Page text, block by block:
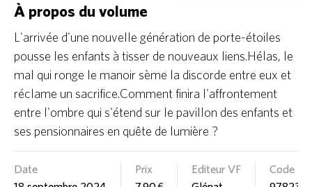
À propos du volume
L'arrivée d'une nouvelle génération de porte-étoiles
pousse les enfants à tisser de nouveaux liens.Hélas, le
mal qui ronge le manoir sème la discorde entre eux et
réclame un sacrifice.Comment finira l'affrontement
entre l'ombre qui s'étend sur le pavillon des enfants et
ses pensionnaires en quête de lumière ?
Date
Prix
Editeur VF
Code